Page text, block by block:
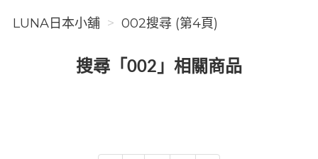
LUNA日本小舖 002搜尋 (第4頁)
搜尋「002」相關商品